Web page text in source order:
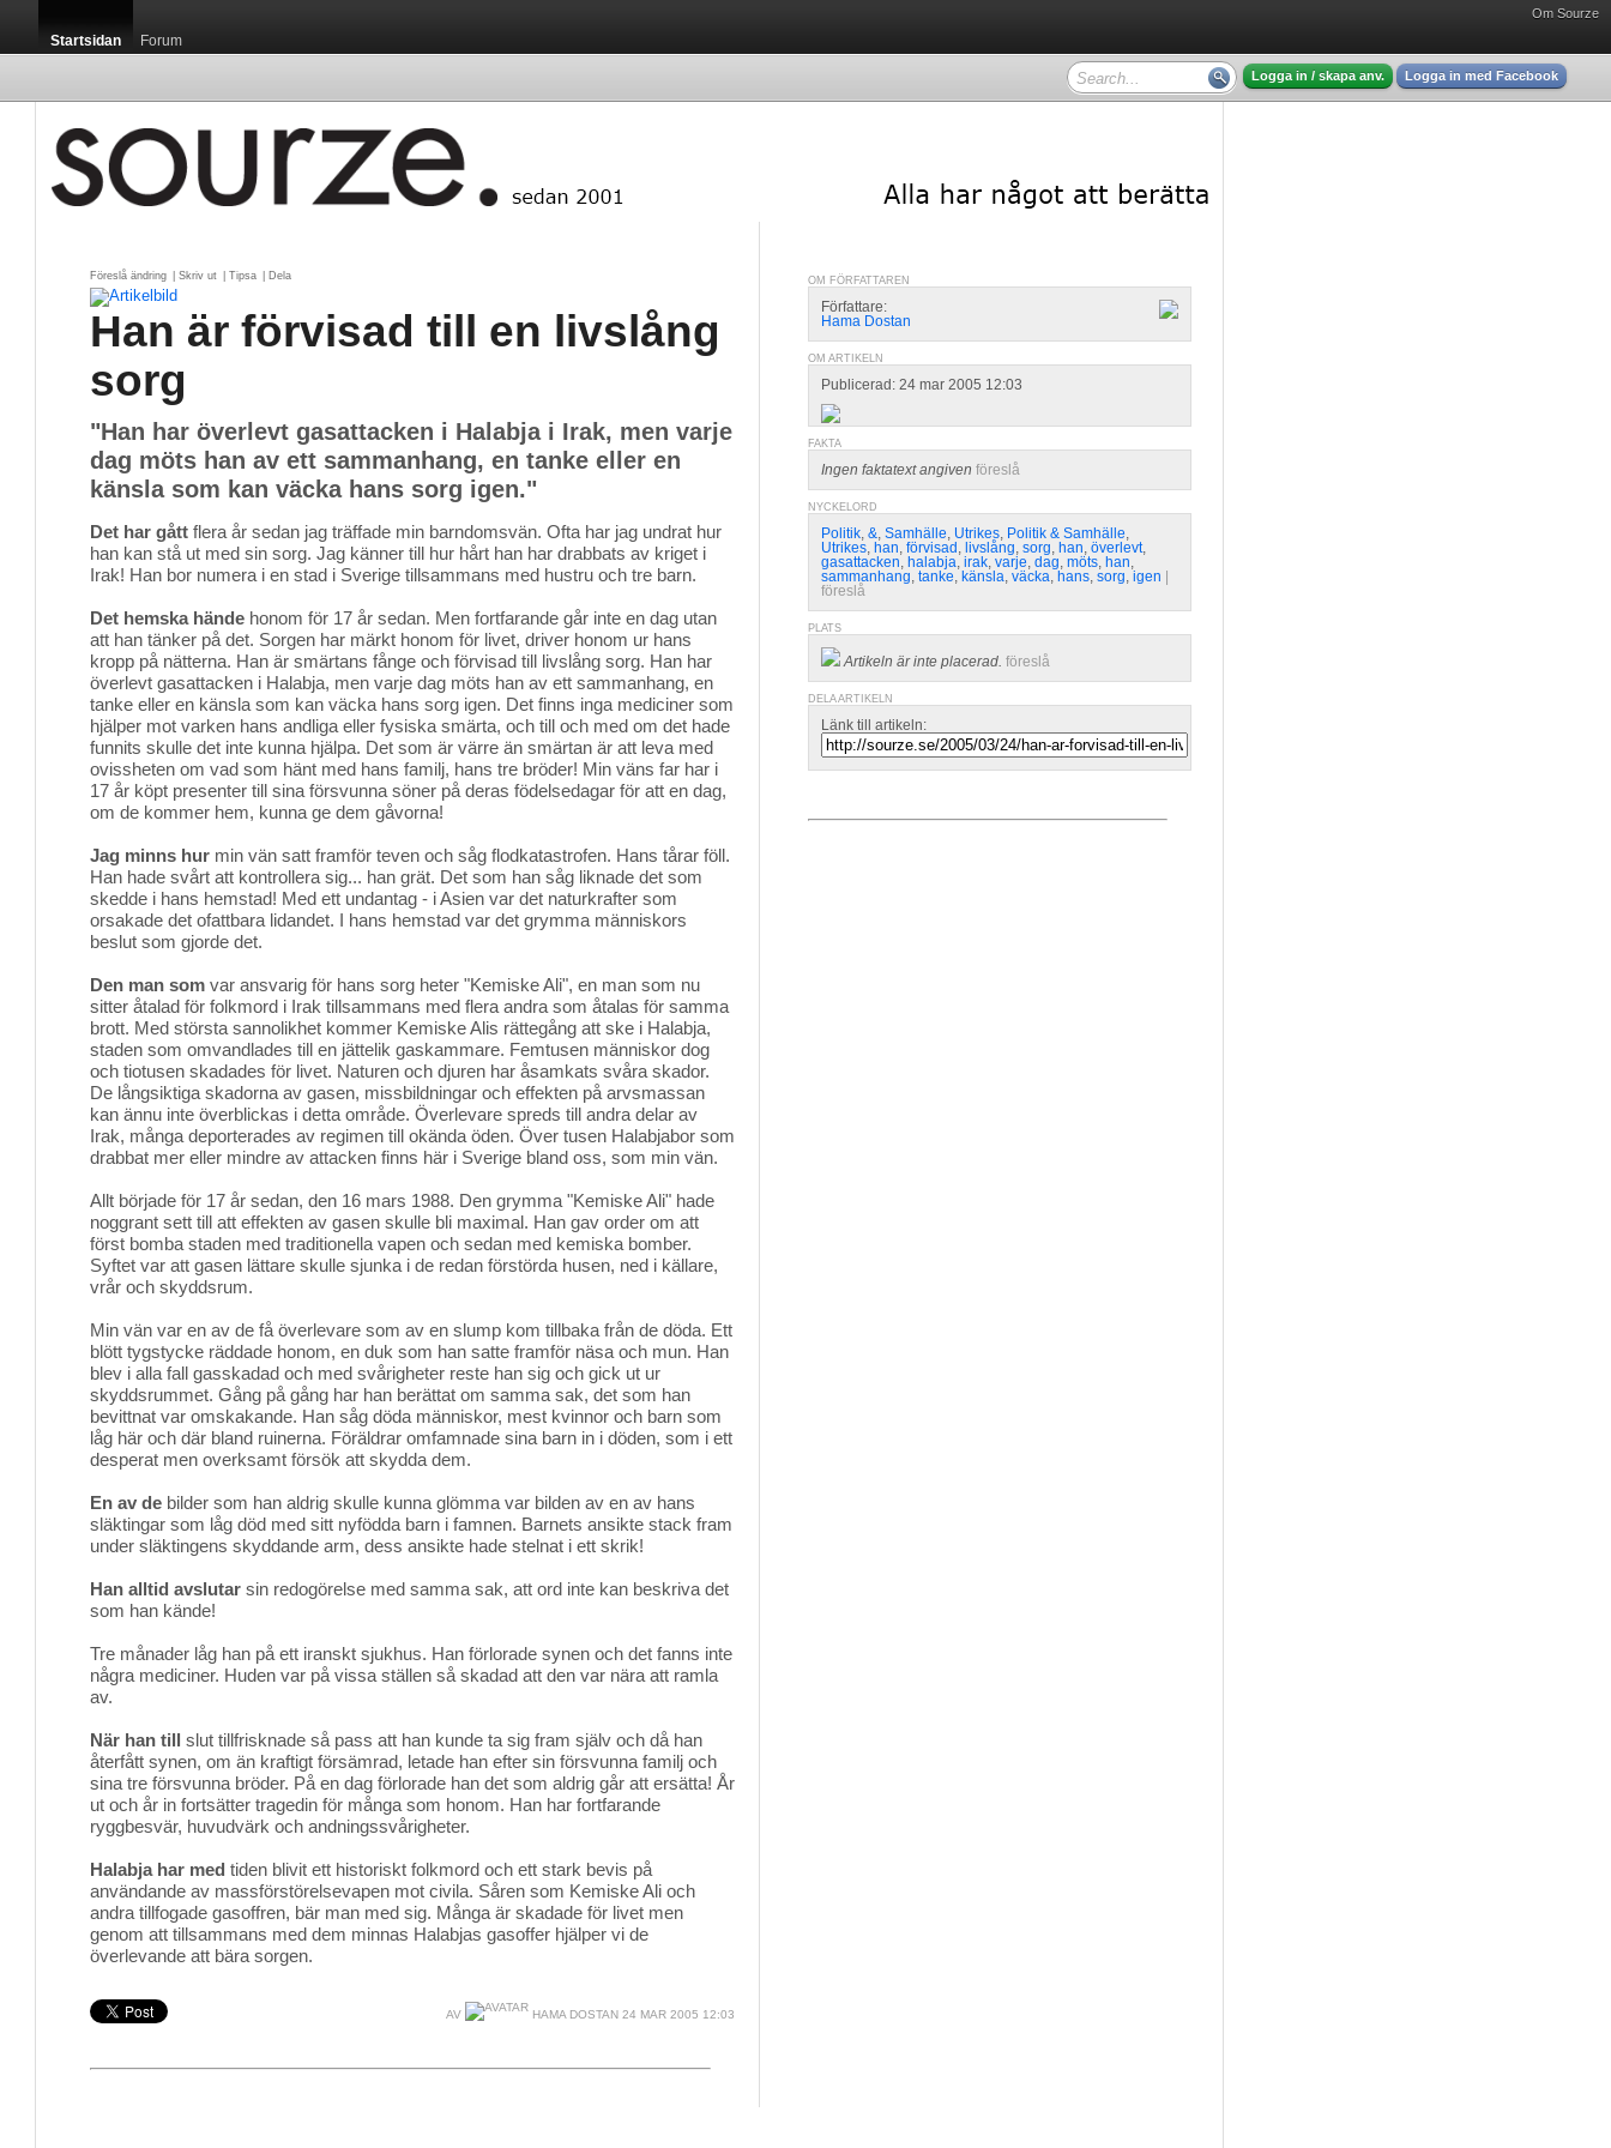
Om Sourze
Startsidan Forum
Logga in / skapa anv. Logga in med Facebook
Föreslå ändring Skriv ut Tipsa Dela
Han är förvisad till en livslång
sorg
"Han har överlevt gasattacken i Halabja i Irak, men varje
dag möts han av ett sammanhang, en tanke eller en
känsla som kan väcka hans sorg igen."
Det har gått flera år sedan jag träffade min barndomsvän. Ofta har jag undrat hur
han kan stå ut med sin sorg. Jag känner till hur hårt han har drabbats av kriget i
Irak! Han bor numera i en stad i Sverige tillsammans med hustru och tre barn.
Det hemska hände honom för 17 år sedan. Men fortfarande går inte en dag utan
att han tänker på det. Sorgen har märkt honom för livet, driver honom ur hans
kropp på nätterna. Han är smärtans fånge och förvisad till livslång sorg. Han har
överlevt gasattacken i Halabja, men varje dag möts han av ett sammanhang, en
tanke eller en känsla som kan väcka hans sorg igen. Det finns inga mediciner som
hjälper mot varken hans andliga eller fysiska smärta, och till och med om det hade
funnits skulle det inte kunna hjälpa. Det som är värre än smärtan är att leva med
ovissheten om vad som hänt med hans familj, hans tre bröder! Min väns far har i
17 år köpt presenter till sina försvunna söner på deras födelsedagar för att en dag,
om de kommer hem, kunna ge dem gåvorna!
Jag minns hur min vän satt framför teven och såg flodkatastrofen. Hans tårar föll.
Han hade svårt att kontrollera sig... han grät. Det som han såg liknade det som
skedde i hans hemstad! Med ett undantag - i Asien var det naturkrafter som
orsakade det ofattbara lidandet. I hans hemstad var det grymma människors
beslut som gjorde det.
Den man som var ansvarig för hans sorg heter "Kemiske Ali", en man som nu
sitter åtalad för folkmord i Irak tillsammans med flera andra som åtalas för samma
brott. Med största sannolikhet kommer Kemiske Alis rättegång att ske i Halabja,
staden som omvandlades till en jättelik gaskammare. Femtusen människor dog
och tiotusen skadades för livet. Naturen och djuren har åsamkats svåra skador.
De långsiktiga skadorna av gasen, missbildningar och effekten på arvsmassan
kan ännu inte överblickas i detta område. Överlevare spreds till andra delar av
Irak, många deporterades av regimen till okända öden. Över tusen Halabjabor som
drabbat mer eller mindre av attacken finns här i Sverige bland oss, som min vän.
Allt började för 17 år sedan, den 16 mars 1988. Den grymma "Kemiske Ali" hade
noggrant sett till att effekten av gasen skulle bli maximal. Han gav order om att
först bomba staden med traditionella vapen och sedan med kemiska bomber.
Syftet var att gasen lättare skulle sjunka i de redan förstörda husen, ned i källare,
vrår och skyddsrum.
Min vän var en av de få överlevare som av en slump kom tillbaka från de döda. Ett
blött tygstycke räddade honom, en duk som han satte framför näsa och mun. Han
blev i alla fall gasskadad och med svårigheter reste han sig och gick ut ur
skyddsrummet. Gång på gång har han berättat om samma sak, det som han
bevittnat var omskakande. Han såg döda människor, mest kvinnor och barn som
låg här och där bland ruinerna. Föräldrar omfamnade sina barn in i döden, som i ett
desperat men overksamt försök att skydda dem.
En av de bilder som han aldrig skulle kunna glömma var bilden av en av hans
släktingar som låg död med sitt nyfödda barn i famnen. Barnets ansikte stack fram
under släktingens skyddande arm, dess ansikte hade stelnat i ett skrik!
Han alltid avslutar sin redogörelse med samma sak, att ord inte kan beskriva det
som han kände!
Tre månader låg han på ett iranskt sjukhus. Han förlorade synen och det fanns inte
några mediciner. Huden var på vissa ställen så skadad att den var nära att ramla
av.
När han till slut tillfrisknade så pass att han kunde ta sig fram själv och då han
återfått synen, om än kraftigt försämrad, letade han efter sin försvunna familj och
sina tre försvunna bröder. På en dag förlorade han det som aldrig går att ersätta! År
ut och år in fortsätter tragedin för många som honom. Han har fortfarande
ryggbesvär, huvudvärk och andningssvårigheter.
Halabja har med tiden blivit ett historiskt folkmord och ett stark bevis på
användande av massförstörelsevapen mot civila. Såren som Kemiske Ali och
andra tillfogade gasoffren, bär man med sig. Många är skadade för livet men
genom att tillsammans med dem minnas Halabjas gasoffer hjälper vi de
överlevande att bära sorgen.
AV HAMA DOSTAN 24 MAR 2005 12:03
OM FÖRFATTAREN
Författare:
Hama Dostan
OM ARTIKELN
Publicerad: 24 mar 2005 12:03
FAKTA
Ingen faktatext angiven föreslå
NYCKELORD
Politik, &, Samhälle, Utrikes, Politik & Samhälle,
Utrikes, han, förvisad , livslång, sorg, han, överlevt,
gasattacken, halabja, irak, varje, dag, möts, han,
sammanhang, tanke, känsla, väcka, hans, sorg, igen
föreslå
PLATS
Artikeln är inte placerad. föreslå
DELA ARTIKELN
Länk till artikeln: